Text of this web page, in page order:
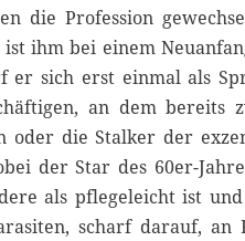
die Profession
ihm bei einem
er sich erst einmal als
an dem bereits
oder die Stalker der
der Star des 60er-
als pflegeleicht ist
scharf darauf,